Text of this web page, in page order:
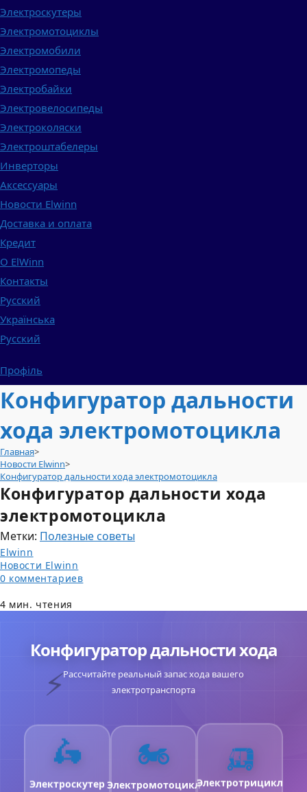
Электроскутеры
Электромотоциклы
Электромобили
Электромопеды
Электробайки
Электровелосипеды
Электроколяски
Электроштабелеры
Инверторы
Аксессуары
Новости Elwinn
Доставка и оплата
Кредит
О ElWinn
Контакты
Русский
Українська
Русский
Профіль
Конфигуратор дальности
хода электромотоцикла
Главная>
Новости Elwinn>
Конфигуратор дальности хода электромотоцикла
Конфигуратор дальности хода
электромотоцикла
Метки: Полезные советы
Автор
записи:
Elwinn
Рубрика
записи:
Новости Elwinn
Комментарии
записи:
0 комментариев
опубликована:
Время
4 мин. чтения
⚡
Конфигуратор дальности хода
Рассчитайте реальный запас хода вашего
электротранспорта
🛵
Электроскутер
🏍️
Электромотоцикл
🛺
Электротрицикл